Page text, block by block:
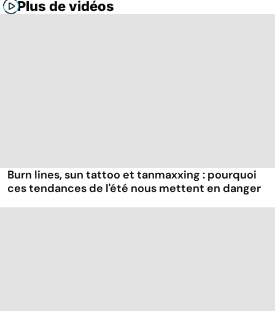
Plus de vidéos
Burn lines, sun tattoo et tanmaxxing : pourquoi
ces tendances de l'été nous mettent en danger